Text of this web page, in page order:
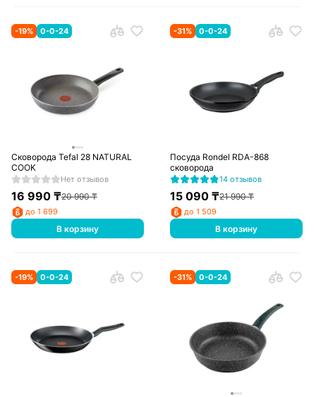
-19% 0-0-24
Сковорода Tefal 28 NATURAL
COOK
Нет отзывов
16 990₸20 990₸
до 1 699
В корзину
-31% 0-0-24
Посуда Rondel RDA-868
сковорода
14 отзывов
15 090 ₸21 990₸
до 1 509
В корзину
-19% 0-0-24 -31% 0-0-24